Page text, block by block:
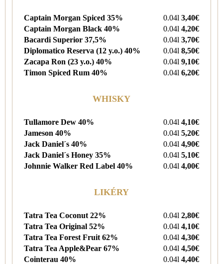
Captain Morgan Spiced 35% 0.04l 3,40€
Captain Morgan Black 40%
0.04l 4,20€
Bacardi Superior 37,5%
0.04l 3,70€
Diplomatico Reserva (12 y.o.) 40%
0.04l 8,50€
Zacapa Ron (23 y.o.) 40%
0.04l 9,10€
Timon Spiced Rum 40%
0.04l 6,20€
WHISKY
Tullamore Dew 40% 0.04l 4,10€
Jameson 40%
0.04l 5,20€
Jack Daniel´s 40%
0.04l 4,90€
Jack Daniel´s Honey 35%
0.04l 5,10€
Johnnie Walker Red Label 40%
0.04l 4,00€
LIKÉRY
Tatra Tea Coconut 22% 0.04l 2,80€
Tatra Tea Original 52%
0.04l 4,10€
Tatra Tea Forest Fruit 62%
0.04l 4,30€
Tatra Tea Apple&Pear 67%
0.04l 4,50€
Cointerau 40%
0.04l 4,40€